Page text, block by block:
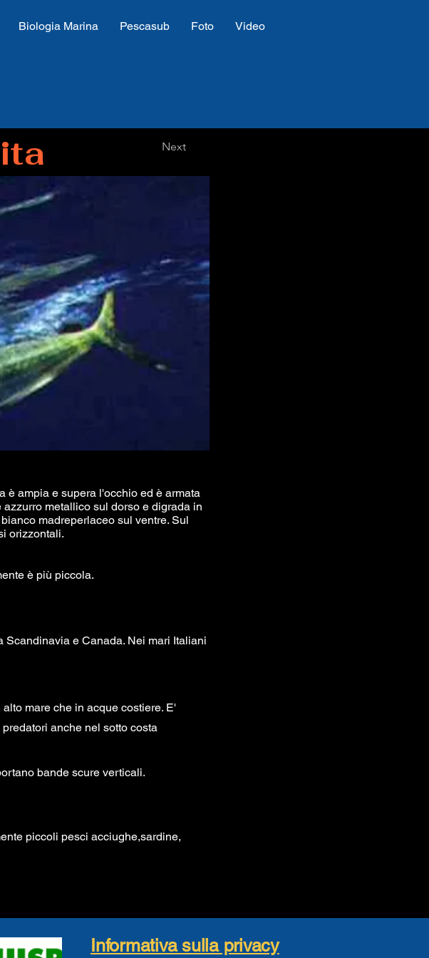
Biologia Marina Pescasub Foto Video
Next
è ampia e supera l'occhio ed è armata
metallico sul dorso e digrada in
madreperlaceo sul ventre. Sul
orizzontali.
è più piccola.
Scandinavia e Canada. Nei mari Italiani
mare che in acque costiere. E'
anche nel sotto costa
bande scure verticali.
piccoli pesci acciughe,sardine,
Informativa sulla privacy